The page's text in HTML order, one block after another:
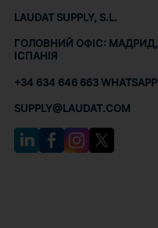
LAUDAT SUPPLY, S.L.
ГОЛОВНИЙ ОФІС: МАДРИД,
ІСПАНІЯ
+34 634 646 663 WHATSAPP
SUPPLY@LAUDAT.COM